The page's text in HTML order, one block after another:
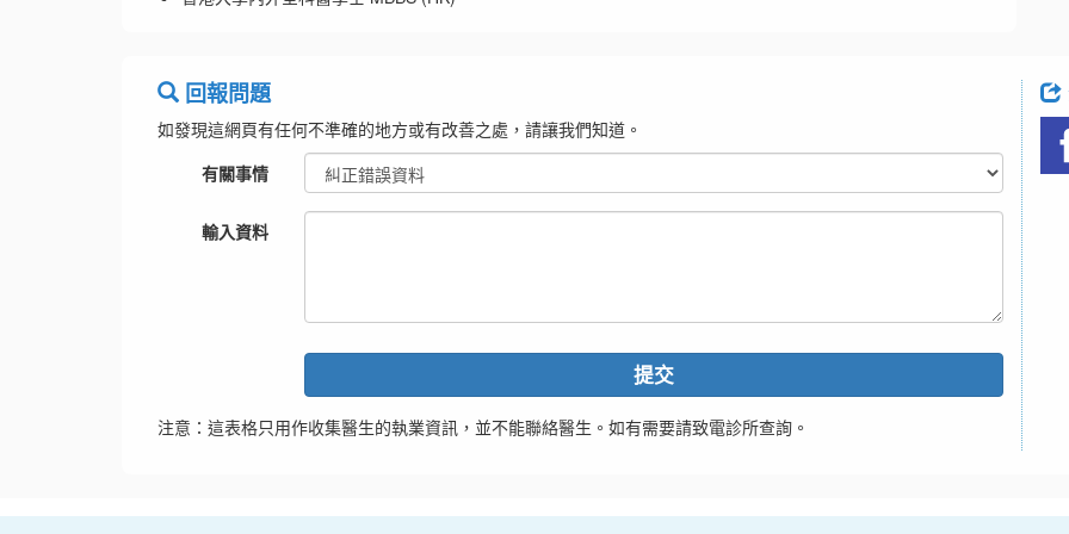
回報問題
如發現這網頁有任何不準確的地方或有改善之處，請讓我們知道。
有關事情
輸入資料
提交
注意：這表格只用作收集醫生的執業資訊，並不能聯絡醫生。如有需要請致電診所查詢。